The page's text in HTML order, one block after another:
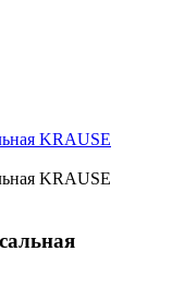
KRAUSE
KRAUSE